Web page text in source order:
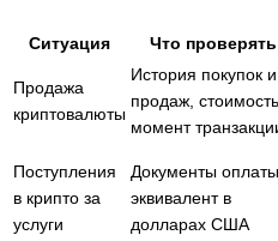
Ситуация Что проверять
Продажа
криптовалюты
История покупок и
продаж,
момент
Поступления
в крипто за
услуги
Документы
эквивалент в
долларах США